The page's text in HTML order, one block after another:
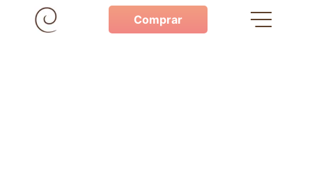
Comprar